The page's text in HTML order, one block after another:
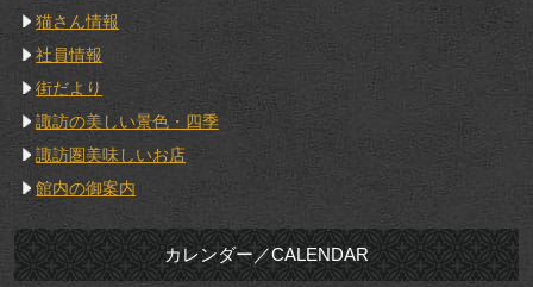
猫さん情報
社員情報
街だより
諏訪の美しい景色・四季
諏訪圏美味しいお店
館内の御案内
カレンダー／CALENDAR